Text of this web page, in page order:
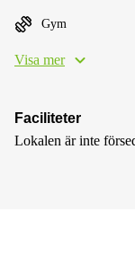
Gym
Visa mer
Faciliteter
Lokalen är inte